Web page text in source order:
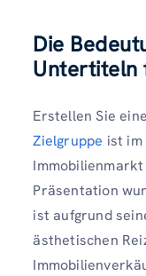
Die
Untertiteln
Erstellen Sie
Zielgruppe ist
Präsentation
ist aufgrund
ästhetischen